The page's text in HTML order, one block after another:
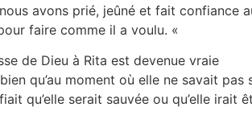
avons prié, jeûné et fait confiance
faire comme il a voulu. «
de Dieu à Rita est devenue vraie
qu’au moment où elle ne savait pas
qu’elle serait sauvée ou qu’elle irait